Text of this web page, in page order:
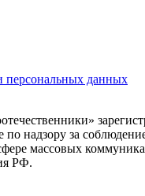
персональных данных
по надзору за
массовых
РФ.